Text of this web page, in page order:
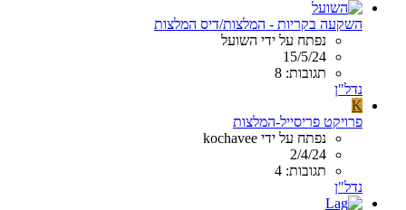
השקעה בקריות - המלצות/דיס המלצות
נפתח על ידי השועל
15/5/24
תגובות: 8
נדל"ן
K
פרויקט פריסייל-המלצות
נפתח על ידי kochavee
2/4/24
תגובות: 4
נדל"ן